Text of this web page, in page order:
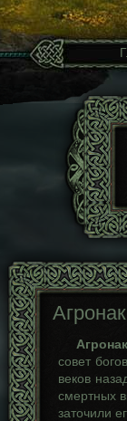
совет
веков
смертных
заточили